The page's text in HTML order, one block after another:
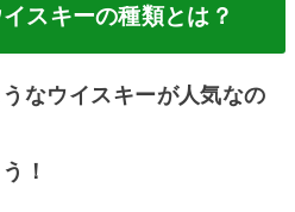
スキーの種類とは？
なウイスキーが人気なの
！